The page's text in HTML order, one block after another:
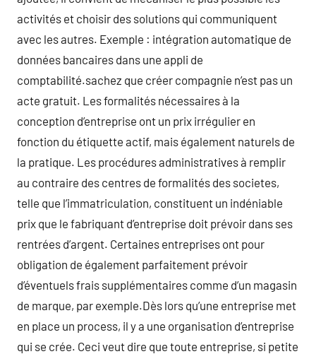
activités et choisir des solutions qui communiquent
avec les autres. Exemple : intégration automatique de
données bancaires dans une appli de
comptabilité.sachez que créer compagnie n’est pas un
acte gratuit. Les formalités nécessaires à la
conception d’entreprise ont un prix irrégulier en
fonction du étiquette actif, mais également naturels de
la pratique. Les procédures administratives à remplir
au contraire des centres de formalités des societes,
telle que l’immatriculation, constituent un indéniable
prix que le fabriquant d’entreprise doit prévoir dans ses
rentrées d’argent. Certaines entreprises ont pour
obligation de également parfaitement prévoir
d’éventuels frais supplémentaires comme d’un magasin
de marque, par exemple.Dès lors qu’une entreprise met
en place un process, il y a une organisation d’entreprise
qui se crée. Ceci veut dire que toute entreprise, si petite